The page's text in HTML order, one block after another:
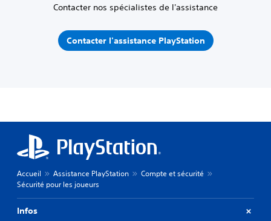
Contacter nos spécialistes de l'assistance
Contacter l'assistance PlayStation
Accueil Assistance PlayStation
Compte et sécurité
Sécurité pour les joueurs
Infos